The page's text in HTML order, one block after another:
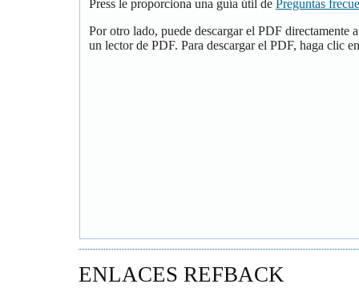
Press le proporciona una guía útil de Preguntas
Por otro lado, puede descargar el PDF directamente
un lector de PDF. Para descargar el PDF, haga clic
ENLACES REFBACK